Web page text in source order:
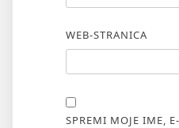
WEB-STRANICA
SPREMI MOJE IME,